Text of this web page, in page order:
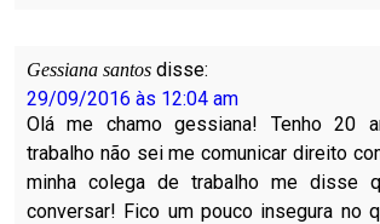
Gessiana santos disse:
29/09/2016 às 12:04 am
Olá me chamo gessiana! Tenho 20
trabalho não sei me comunicar direito
minha colega de trabalho me disse
conversar! Fico um pouco insegura no